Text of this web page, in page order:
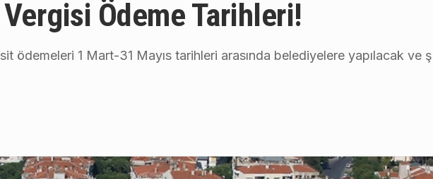
Ödeme Tarihleri!
ödemeleri 1 Mart-31 Mayıs tarihleri arasında belediyelere yapılacak ve